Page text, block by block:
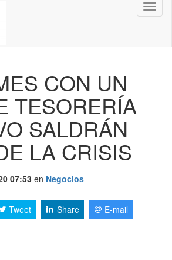
CON UN
TESORERÍA
SALDRÁN
LA CRISIS
07:53en Negocios
Tweet Share E-mail